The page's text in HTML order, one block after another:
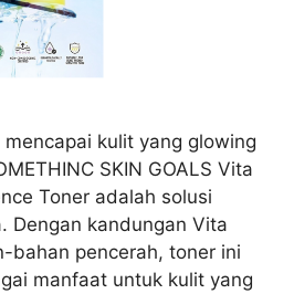
kulit yang glowing
SKIN GOALS Vita
Toner adalah solusi
Dengan kandungan Vita
bahan pencerah, toner ini
manfaat untuk kulit yang